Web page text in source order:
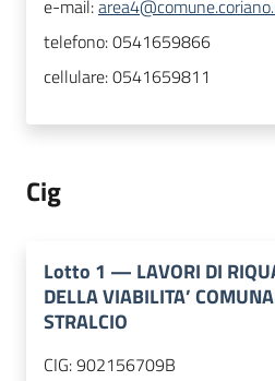
e-mail:
telefono:0541659866
cellulare:0541659811
Cig
Lotto 1 — LAVORI DI
DELLA VIABILITA’
STRALCIO
CIG:902156709B